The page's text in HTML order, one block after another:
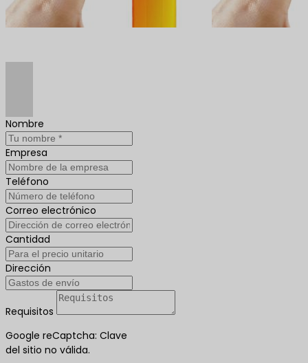
Nombre
Empresa
Teléfono
Correo electrónico
Cantidad
Dirección
Requisitos
Google reCaptcha: Clave
del sitio no válida.